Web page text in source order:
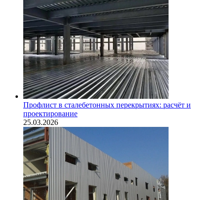
Профлист в сталебетонных перекрытиях: расчёт и
проектирование
25.03.2026